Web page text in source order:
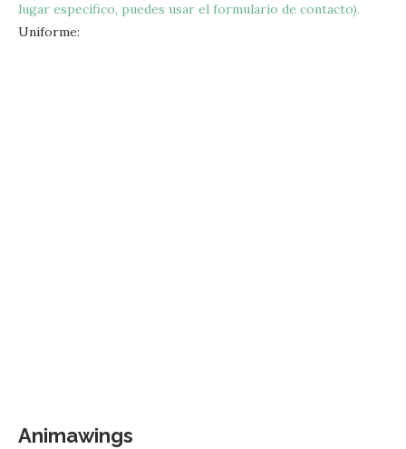
lugar específico, puedes usar el formulario de contacto).
Uniforme:
Animawings